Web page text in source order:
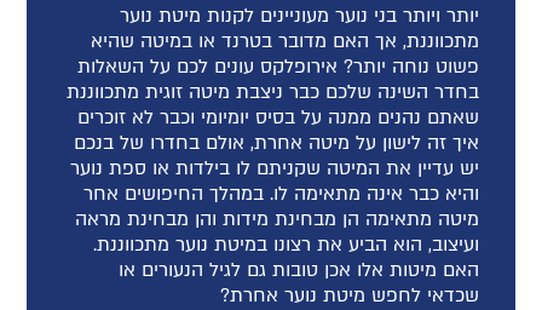
יותר ויותר בני נוער מעוניינים לקנות מיטת נוער
מתכווננת, אך האם מדובר בטרנד או במיטה שהיא
פשוט נוחה יותר? אירופלקס עונים לכם על השאלות
בחדר השינה שלכם כבר ניצבת מיטה זוגית מתכווננת
שאתם נהנים ממנה על בסיס יומיומי וכבר לא זוכרים
איך זה לישון על מיטה אחרת, אולם בחדרו של בנכם
יש עדיין את המיטה שקניתם לו בילדות או ספת נוער
והיא כבר אינה מתאימה לו. במהלך החיפושים אחר
מיטה מתאימה הן מבחינת מידות והן מבחינת מראה
ועיצוב, הוא הביע את רצונו במיטת נוער מתכווננת.
האם מיטות אלו אכן טובות גם לגיל הנעורים או
שכדאי לחפש מיטת נוער אחרת?